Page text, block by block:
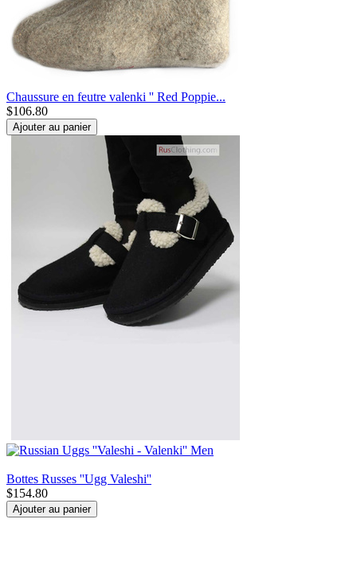
Chaussure en feutre valenki '' Red Poppie...
$106.80
Ajouter au panier
Bottes Russes ''Ugg Valeshi''
$154.80
Ajouter au panier